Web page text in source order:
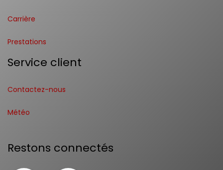
Carrière
Prestations
Service client
Contactez-nous
Météo
Restons connectés